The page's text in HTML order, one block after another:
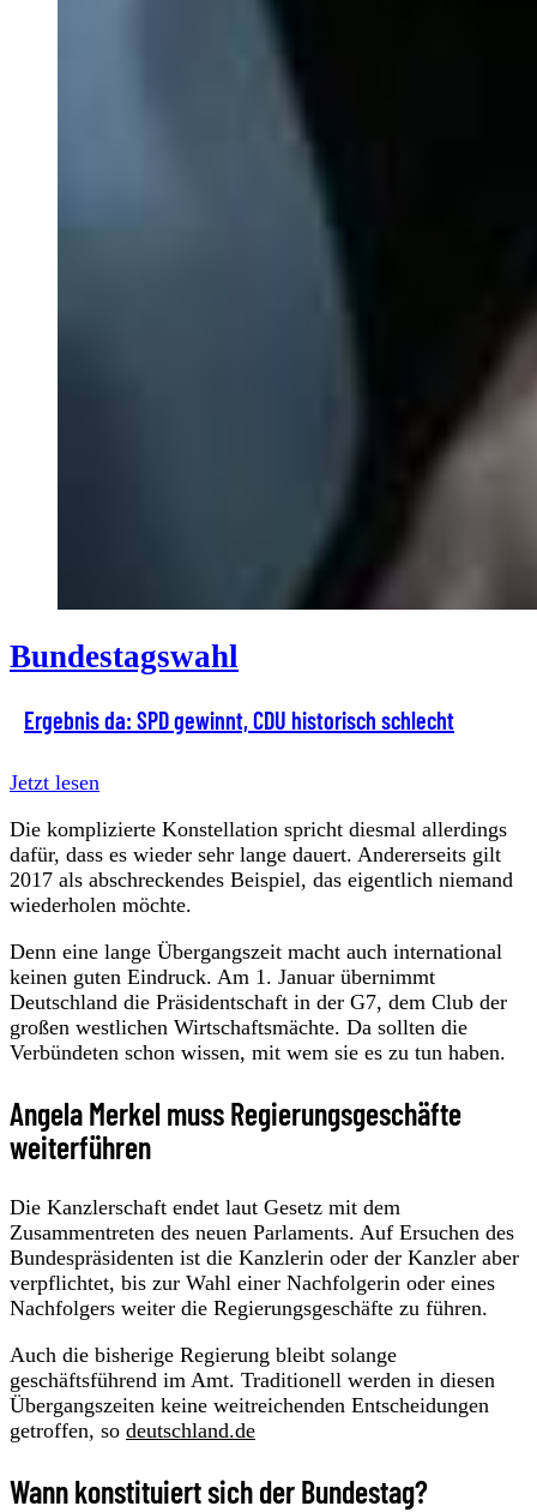
Bundestagswahl
Ergebnis da: SPD gewinnt, CDU historisch schlecht
Jetzt lesen
Die komplizierte Konstellation spricht diesmal allerdings
dafür, dass es wieder sehr lange dauert. Andererseits gilt
2017 als abschreckendes Beispiel, das eigentlich niemand
wiederholen möchte.
Denn eine lange Übergangszeit macht auch international
keinen guten Eindruck. Am 1. Januar übernimmt
Deutschland die Präsidentschaft in der G7, dem Club der
großen westlichen Wirtschaftsmächte. Da sollten die
Verbündeten schon wissen, mit wem sie es zu tun haben.
Angela Merkel muss Regierungsgeschäfte
weiterführen
Die Kanzlerschaft endet laut Gesetz mit dem
Zusammentreten des neuen Parlaments. Auf Ersuchen des
Bundespräsidenten ist die Kanzlerin oder der Kanzler aber
verpflichtet, bis zur Wahl einer Nachfolgerin oder eines
Nachfolgers weiter die Regierungsgeschäfte zu führen.
Auch die bisherige Regierung bleibt solange
geschäftsführend im Amt. Traditionell werden in diesen
Übergangszeiten keine weitreichenden Entscheidungen
getroffen, so deutschland.de
Wann konstituiert sich der Bundestag?